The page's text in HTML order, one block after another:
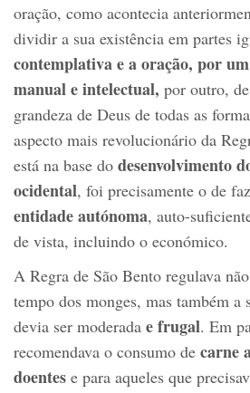
oração, como acontecia
dividir a sua existência em partes
contemplativa e a oração, por
manual e intelectual, por outro,
grandeza de Deus de todas as
aspecto mais revolucionário da
está na base do desenvolvimento
ocidental, foi precisamente o de
entidade autónoma, auto-
de vista, incluindo o económico.
A Regra de São Bento regulava
tempo dos monges, mas também a
devia ser moderada e frugal. Em
recomendava o consumo de carne
doentes e para aqueles que